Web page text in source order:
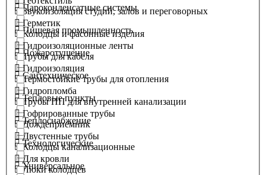
Звукоизоляция студий, залов и переговорных
Колодцы и фасонные изделия
Трубы для кабеля
Термостойкие трубы для отопления
Трубы ПП для внутренней канализации
Дождеприемник
Колодцы канализационные
Люки колодцев
Пароконденсатные системы
Пищевая промышленность
Пожаротушение
Сантехническое
Тепловые пункты
Теплоснабжение
Технологические
Универсальное
Герметик
Гидроизоляционные ленты
Гидроизоляция
Гидропломба
Гофрированные трубы
Двустенные трубы
Для кровли